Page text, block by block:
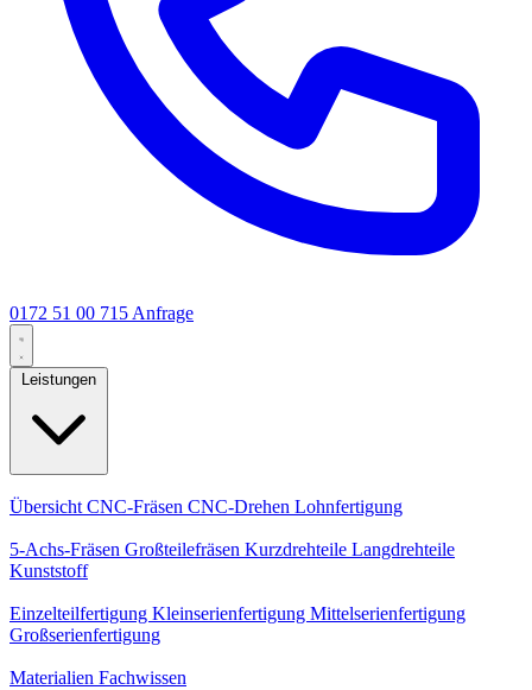
0172 51 00 715 Anfrage
Leistungen
Übersicht CNC-Fräsen CNC-Drehen Lohnfertigung
5-Achs-Fräsen Großteilefräsen Kurzdrehteile Langdrehteile
Kunststoff
Einzelteilfertigung Kleinserienfertigung Mittelserienfertigung
Großserienfertigung
Materialien Fachwissen